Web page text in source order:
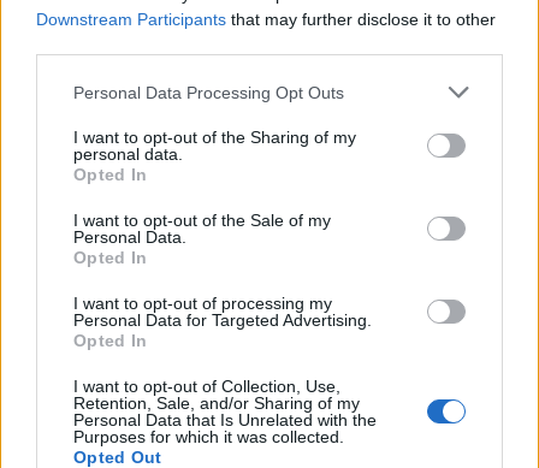
Downstream Participants that may further disclose it to other
Personal Data Processing Opt Outs
I want to opt-out of the Sharing of my
personal data.
Opted In
I want to opt-out of the Sale of my
Personal Data.
Opted In
I want to opt-out of processing my
Personal Data for Targeted Advertising.
Opted In
I want to opt-out of Collection, Use,
Retention, Sale, and/or Sharing of my
Personal Data that Is Unrelated with the
Purposes for which it was collected.
Opted Out
Pelotão Sub-23 disputa Volta a
Portugal do Futuro a partir de quinta-
feira